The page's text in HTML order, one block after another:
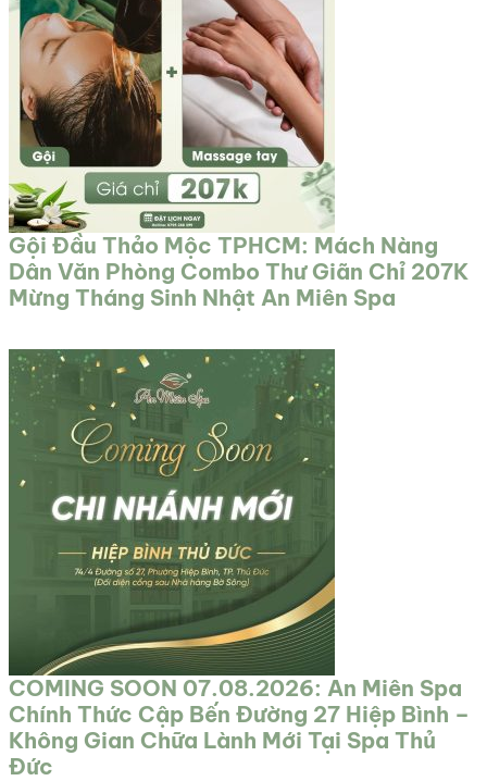
Gội Đầu Thảo Mộc TPHCM: Mách Nàng
Dân Văn Phòng Combo Thư Giãn Chỉ 207K
Mừng Tháng Sinh Nhật An Miên Spa
COMING SOON 07.08.2026: An Miên Spa
Chính Thức Cập Bến Đường 27 Hiệp Bình –
Không Gian Chữa Lành Mới Tại Spa Thủ
Đức